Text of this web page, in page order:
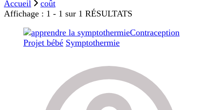
Accueil
coût
Affichage : 1 - 1 sur 1 RÉSULTATS
Contraception
Projet bébé Symptothermie